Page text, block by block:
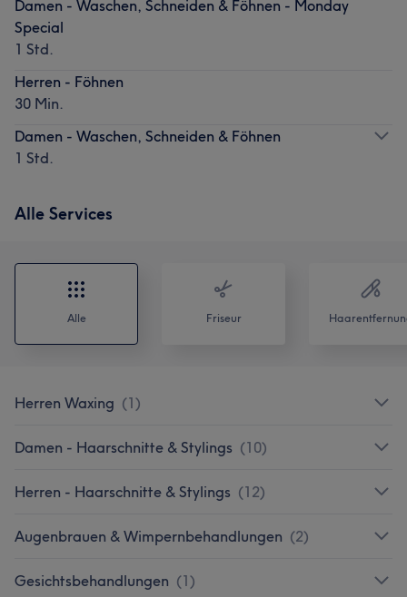
Damen - Waschen, Schneiden & Föhnen - Monday
Special
1 Std.
Herren - Föhnen
30 Min.
Damen - Waschen, Schneiden & Föhnen
1 Std.
Alle Services
Alle Friseur
Herren Waxing (1)
Damen - Haarschnitte & Stylings (10)
Herren - Haarschnitte & Stylings (12)
Augenbrauen & Wimpernbehandlungen (2)
Gesichtsbehandlungen (1)